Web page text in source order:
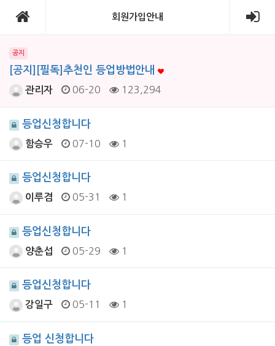
회원가입안내
공지
[공지][필독]추천인 등업방법안내
관리자 06-20 123,294
등업신청합니다
함승우 07-10 1
등업신청합니다
이루겸 05-31 1
등업신청합니다
양춘섭 05-29 1
등업신청합니다
강일구 05-11 1
등업 신청합니다